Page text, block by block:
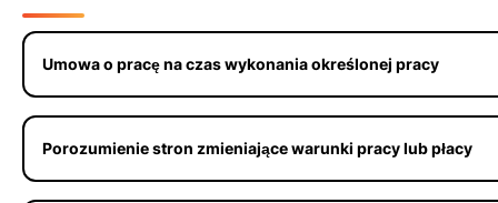
Umowa o pracę na czas wykonania określonej pracy
Porozumienie stron zmieniające warunki pracy lub płacy